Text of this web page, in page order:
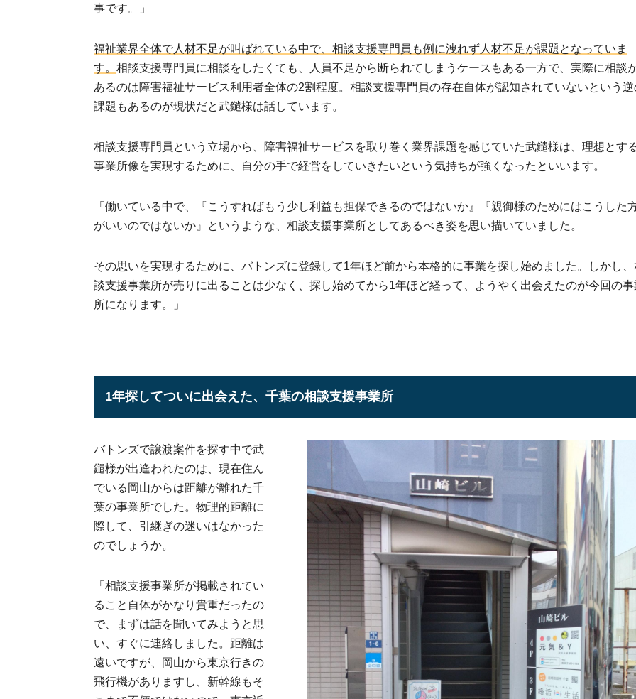
事です。」
福祉業界全体で人材不足が叫ばれている中で、相談支援専門員も例に洩れず人材不足が課題となっていま
す。 相談支援専門員に相談をしたくても、人員不足から断られてしまうケースもある一方で、実際に相談
あるのは障害福祉サービス利用者全体の2割程度。相談支援専門員の存在自体が認知されていないという逆
課題もあるのが現状だと武鑓様は話しています。
相談支援専門員という立場から、障害福祉サービスを取り巻く業界課題を感じていた武鑓様は、理想とす
事業所像を実現するために、自分の手で経営をしていきたいという気持ちが強くなったといいます。
「働いている中で、『こうすればもう少し利益も担保できるのではないか』『親御様のためにはこうした
がいいのではないか』というような、相談支援事業所としてあるべき姿を思い描いていました。
その思いを実現するために、バトンズに登録して1年ほど前から本格的に事業を探し始めました。しかし、
談支援事業所が売りに出ることは少なく、探し始めてから1年ほど経って、ようやく出会えたのが今回の事
所になります。」
1年探してついに出会えた、千葉の相談支援事業所
バトンズで譲渡案件を探す中で武
鑓様が出逢われたのは、現在住ん
でいる岡山からは距離が離れた千
葉の事業所でした。物理的距離に
際して、引継ぎの迷いはなかった
のでしょうか。
「相談支援事業所が掲載されてい
ること自体がかなり貴重だったの
で、まずは話を聞いてみようと思
い、すぐに連絡しました。距離は
遠いですが、岡山から東京行きの
飛行機がありますし、新幹線もそ